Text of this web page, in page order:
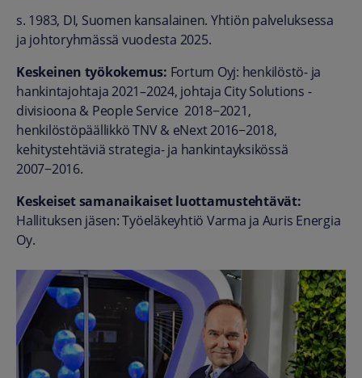
s. 1983, DI, Suomen kansalainen. Yhtiön palveluksessa
ja johtoryhmässä vuodesta 2025.
Keskeinen työkokemus: Fortum Oyj: henkilöstö- ja
hankintajohtaja2021–2024, johtaja City Solutions -
divisioona & People Service 2018−2021,
henkilöstöpäällikkö TNV & eNext 2016−2018,
kehitystehtäviä strategia- ja hankintayksikössä
2007−2016.
Keskeiset samanaikaiset luottamustehtävät:
Hallituksen jäsen: Työeläkeyhtiö Varma ja Auris Energia
Oy.